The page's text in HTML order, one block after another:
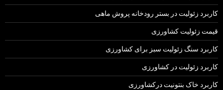
کاربرد زئولیت در بستر رودخانه پروش ماهی
قیمت زئولیت کشاورزی
کاربرد سنگ زئولیت سبز برای کشاورزی
کاربرد زئولیت در کشاورزی
کاربرد خاک بنتونیت درکشاورزی